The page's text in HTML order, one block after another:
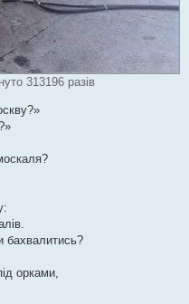
313196 разів
бахвалитись?
орками,